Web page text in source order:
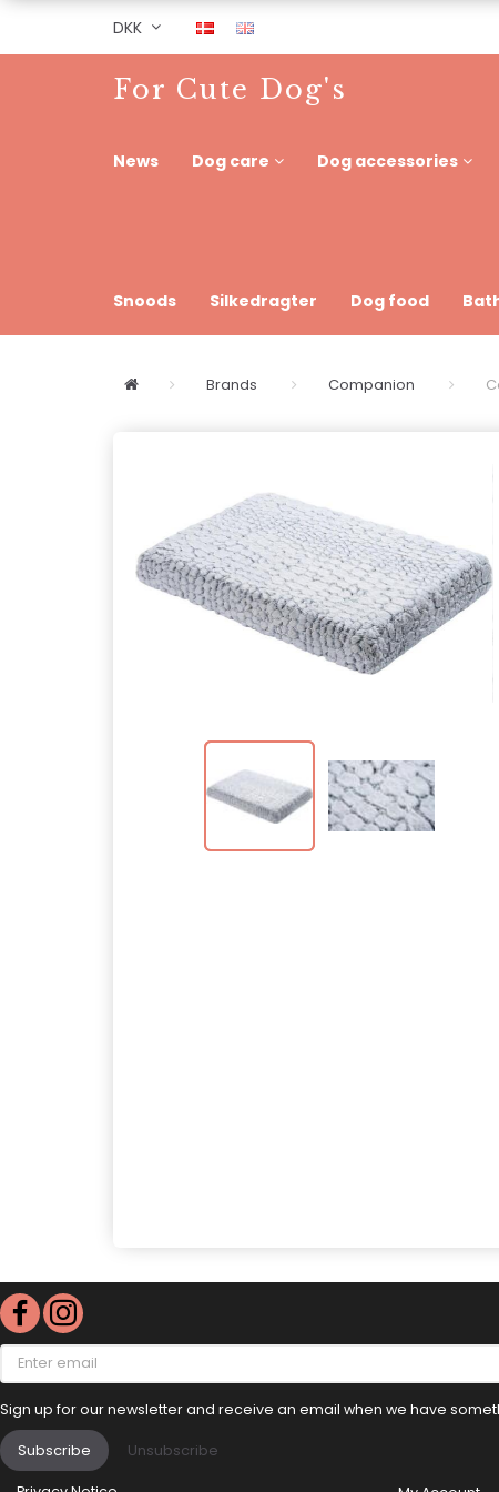
DKK
For Cute Dog's
News Dog care Dog accessories
Snoods Silkedragter Dog food
Brands Companion
Enter
email
Sign up for our newsletter and receive an email when we have
Subscribe Unsubscribe